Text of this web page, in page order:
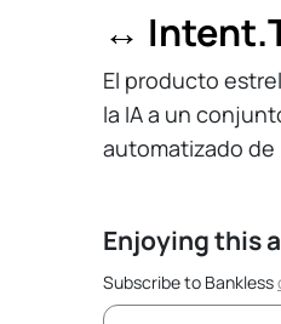
↔️
El producto
la IA a un
automatizado de
Enjoying this
Subscribe to Bankless